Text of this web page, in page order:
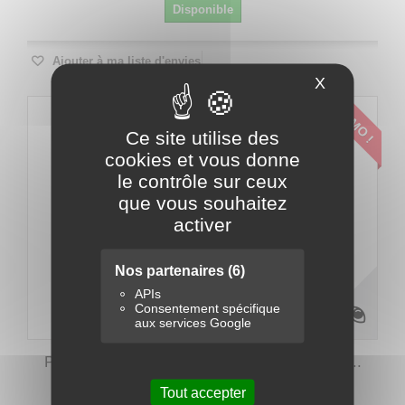
Ce site utilise des
cookies et vous donne
le contrôle sur ceux
que vous souhaitez
activer
Nos partenaires (6)
APIs
Consentement spécifique
aux services Google
Tout accepter
X Masquer
Disponible
Ajouter à ma liste d'envies
PROMO !
Pompe immergée eaux chargées gros débit -...